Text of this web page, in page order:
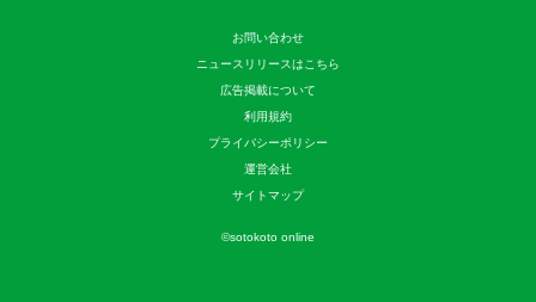
お問い合わせ
ニュースリリースはこちら
広告掲載について
利用規約
プライバシーポリシー
運営会社
サイトマップ
©sotokoto online